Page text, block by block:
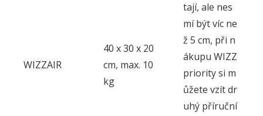
WIZZAIR
40 x 30 x 20
cm, max. 10
kg
tají, ale nes
mí být víc ne
ž 5 cm, při n
ákupu WIZZ
priority si m
ůžete vzít dr
uhý příruční